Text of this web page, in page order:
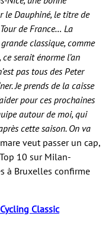
le Dauphiné, le titre de
de France… La
classique, comme
serait énorme l’an
pas tous des Peter
Je prends de la caisse
pour ces prochaines
autour de moi, qui
cette saison. On va
veut passer un cap,
10 sur Milan-
à Bruxelles confirme
Classic